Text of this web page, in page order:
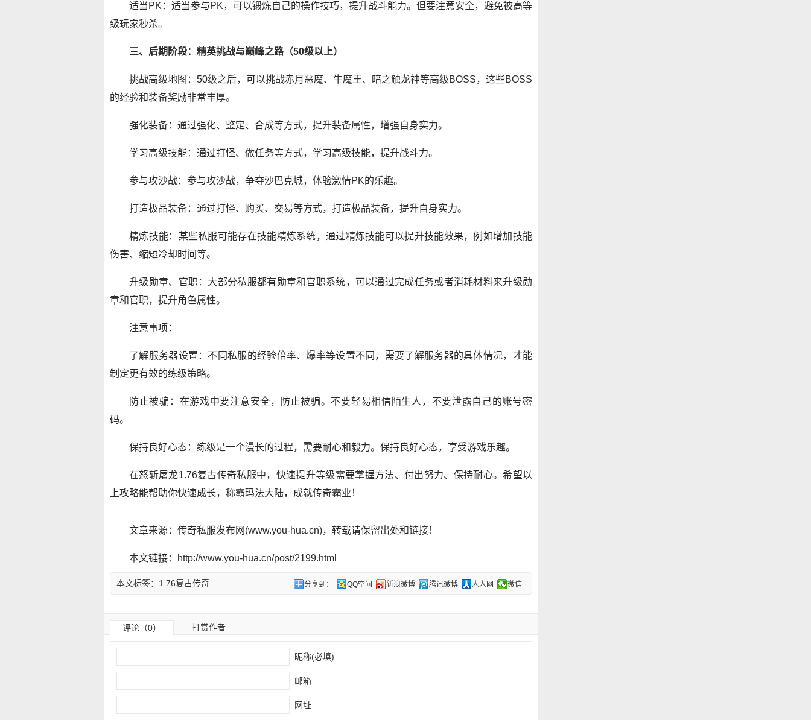
适当PK：适当参与PK，可以锻炼自己的操作技巧，提升战斗能力。但要注意安全，避免被高等
级玩家秒杀。
三、后期阶段：精英挑战与巅峰之路（50级以上）
挑战高级地图：50级之后，可以挑战赤月恶魔、牛魔王、暗之触龙神等高级BOSS，这些BOSS
的经验和装备奖励非常丰厚。
强化装备：通过强化、鉴定、合成等方式，提升装备属性，增强自身实力。
学习高级技能：通过打怪、做任务等方式，学习高级技能，提升战斗力。
参与攻沙战：参与攻沙战，争夺沙巴克城，体验激情PK的乐趣。
打造极品装备：通过打怪、购买、交易等方式，打造极品装备，提升自身实力。
精炼技能：某些私服可能存在技能精炼系统，通过精炼技能可以提升技能效果，例如增加技能
伤害、缩短冷却时间等。
升级勋章、官职：大部分私服都有勋章和官职系统，可以通过完成任务或者消耗材料来升级勋
章和官职，提升角色属性。
注意事项：
了解服务器设置：不同私服的经验倍率、爆率等设置不同，需要了解服务器的具体情况，才能
制定更有效的练级策略。
防止被骗：在游戏中要注意安全，防止被骗。不要轻易相信陌生人，不要泄露自己的账号密
码。
保持良好心态：练级是一个漫长的过程，需要耐心和毅力。保持良好心态，享受游戏乐趣。
在怒斩屠龙1.76复古传奇私服中，快速提升等级需要掌握方法、付出努力、保持耐心。希望以
上攻略能帮助你快速成长，称霸玛法大陆，成就传奇霸业！
文章来源：传奇私服发布网(www.you-hua.cn)，转载请保留出处和链接！
本文链接：http://www.you-hua.cn/post/2199.html
分享到： QQ空间 新浪微博 腾讯微博 人人网 微信
本文标签： 1.76复古传奇
评论（0） 打赏作者
昵称(必填)
邮箱
网址